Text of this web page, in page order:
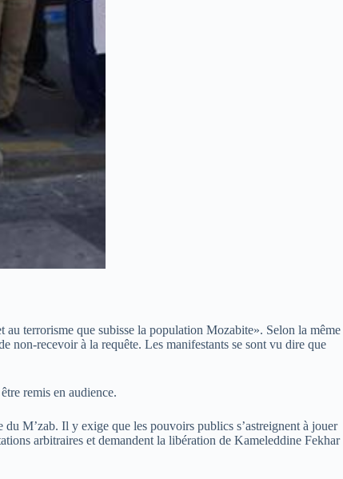
terrorisme que subisse la population Mozabite». Selon la même
non-recevoir à la requête. Les manifestants se sont vu dire que
remis en audience.
M’zab. Il y exige que les pouvoirs publics s’astreignent à jouer
arbitraires et demandent la libération de Kameleddine Fekhar